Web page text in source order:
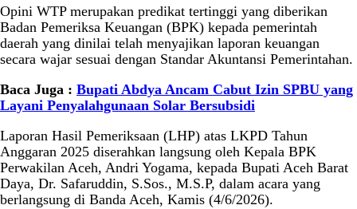
Opini WTP merupakan predikat tertinggi yang diberikan
Badan Pemeriksa Keuangan (BPK) kepada pemerintah
daerah yang dinilai telah menyajikan laporan keuangan
secara wajar sesuai dengan Standar Akuntansi Pemerintahan.
Baca Juga : Bupati Abdya Ancam Cabut Izin SPBU yang
Layani Penyalahgunaan Solar Bersubsidi
Laporan Hasil Pemeriksaan (LHP) atas LKPD Tahun
Anggaran 2025 diserahkan langsung oleh Kepala BPK
Perwakilan Aceh, Andri Yogama, kepada Bupati Aceh Barat
Daya, Dr. Safaruddin, S.Sos., M.S.P, dalam acara yang
berlangsung di Banda Aceh, Kamis (4/6/2026).